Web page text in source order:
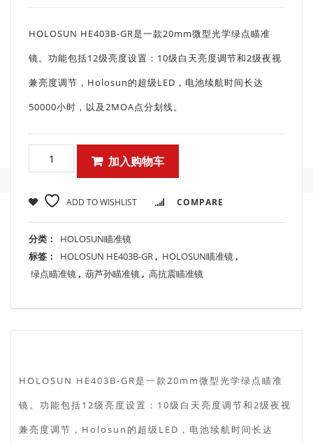
HOLOSUN HE403B-GR是一款20mm微型光学绿点瞄准
镜。功能包括12级亮度设置：10级白天亮度调节和2级夜视
兼亮度调节，Holosun的超级LED，电池续航时间长达
50000小时，以及2MOA点分划线。
加入购物车
ADD TO WISHLIST COMPARE
分类：
HOLOSUN瞄准镜
标签：
HOLOSUN HE403B-GR, HOLOSUN瞄准镜,
绿点瞄准镜, 葫芦孙瞄准镜, 高抗震瞄准镜
HOLOSUN HE403B-GR是一款20mm微型光学绿点瞄准
镜。功能包括12级亮度设置：10级白天亮度调节和2级夜视
兼亮度调节，Holosun的超级LED，电池续航时间长达